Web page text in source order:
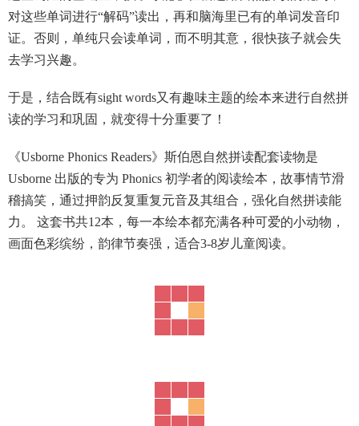
对这些单词进行“解码”读出，再和脑海里已有的单词发音印
证。否则，单纯只会读单词，而不明其意，很快孩子就会失
去学习兴趣。
于是，结合既有sight words又有趣味主题的绘本来进行自然拼
读的学习和巩固，就变得十分重要了！
《Usborne Phonics Readers》斯伯恩自然拼读配套读物是
Usborne 出版的专为 Phonics 初学者的阅读绘本，故事情节滑
稽搞笑，通过押韵反复重复元音及其组合，强化自然拼读能
力。 这套书共12本，每一本绘本都充满各种可爱的小动物，
画面色彩缤纷，韵律节奏强，适合3-8岁儿童阅读。